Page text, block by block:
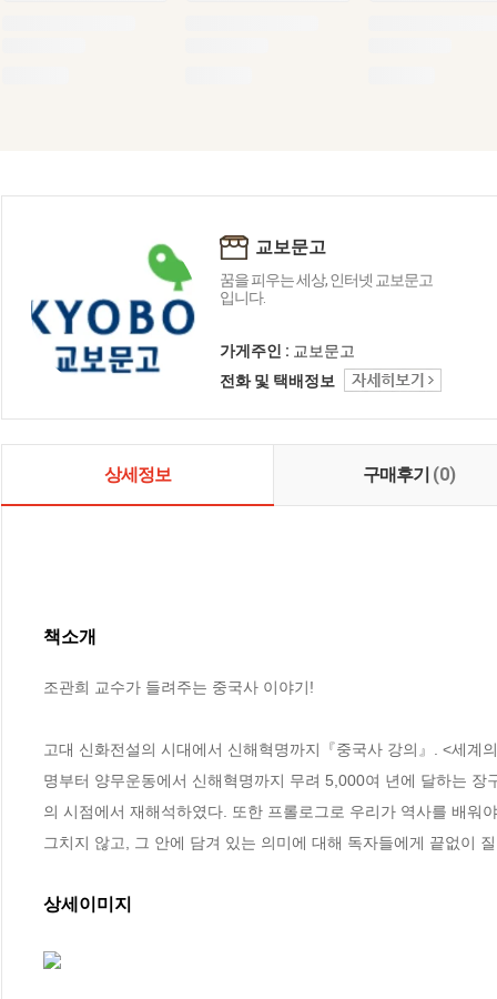
교보문고
꿈을 피우는 세상, 인터넷 교보문고
입니다.
가게주인 : 교보문고
전화 및 택배정보
상세정보 구매후기 (0)
책소개
조관희 교수가 들려주는 중국사 이야기!
고대 신화전설의 시대에서 신해혁명까지『중국사 강의』. <세
명부터 양무운동에서 신해혁명까지 무려 5,000여 년에 달하는
의 시점에서 재해석하였다. 또한 프롤로그로 우리가 역사를 배워
그치지 않고, 그 안에 담겨 있는 의미에 대해 독자들에게 끝없이
상세이미지